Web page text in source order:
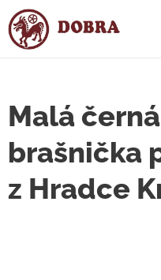
Malá
brašnička
z Hradce